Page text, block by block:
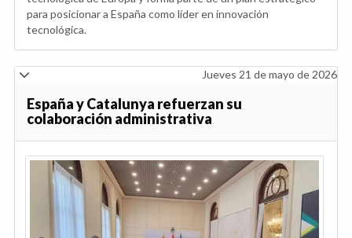
para posicionar a España como líder en innovación
tecnológica.
Jueves 21 de mayo de 2026
España y Catalunya refuerzan su
colaboración administrativa